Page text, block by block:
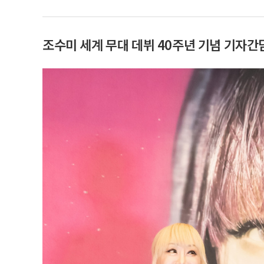
조수미 세계 무대 데뷔 40주년 기념 기자간